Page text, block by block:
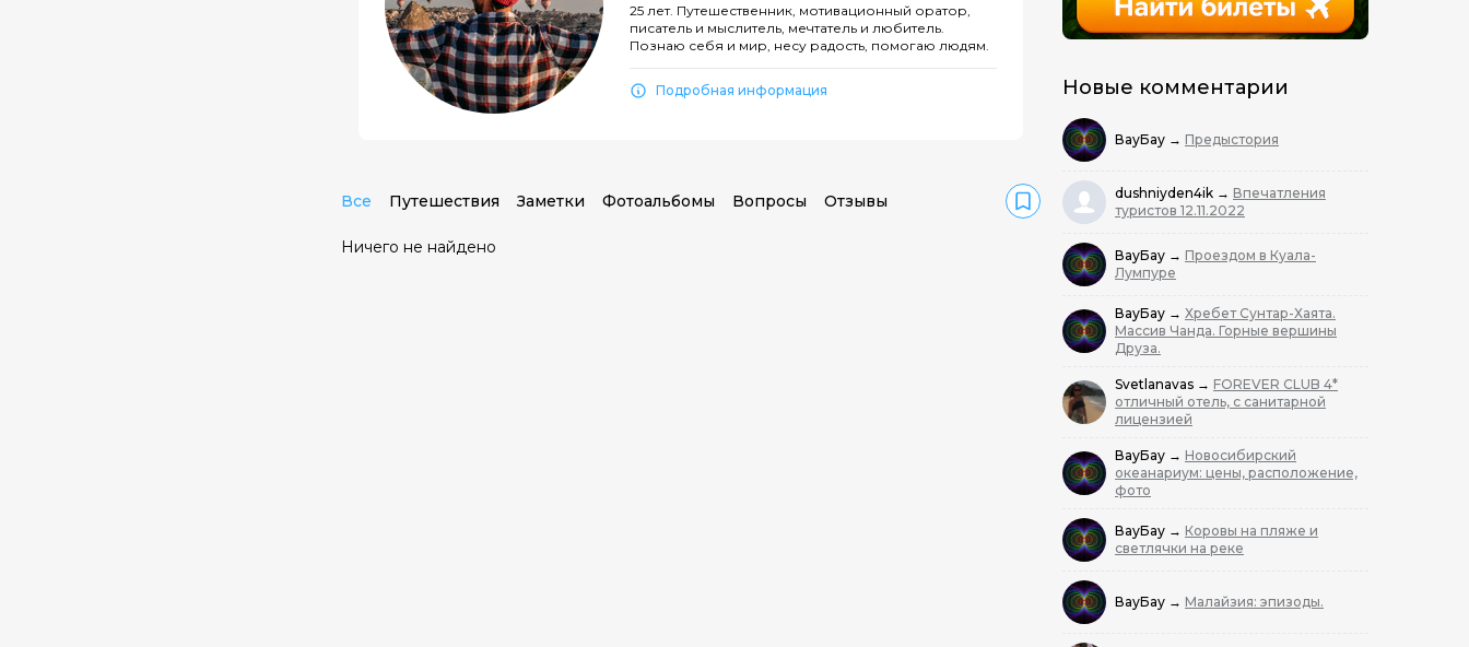
Новые комментарии
ВауБау → Предыстория
dushniyden4ik → Впечатления
туристов 12.11.2022
ВауБау → Проездом в Куала-
Лумпуре
ВауБау → Хребет Сунтар-Хаята.
Массив Чанда. Горные вершины
Друза.
Svetlanavas → FOREVER CLUB 4*
отличный отель, с санитарной
лицензией
ВауБау → Новосибирский
океанариум: цены, расположение,
фото
ВауБау → Коровы на пляже и
светлячки на реке
ВауБау → Малайзия: эпизоды.
25 лет. Путешественник, мотивационный оратор,
писатель и мыслитель, мечтатель и любитель.
Познаю себя и мир, несу радость, помогаю людям.
Подробная информация
Все Путешествия Заметки Фотоальбомы Вопросы Отзывы
Ничего не найдено